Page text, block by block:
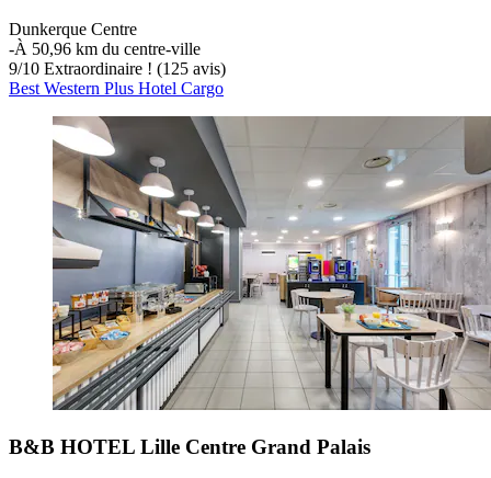
Dunkerque Centre
‐À 50,96 km du centre-ville
9/10 Extraordinaire ! (125 avis)
Best Western Plus Hotel Cargo
B&B HOTEL Lille Centre Grand Palais